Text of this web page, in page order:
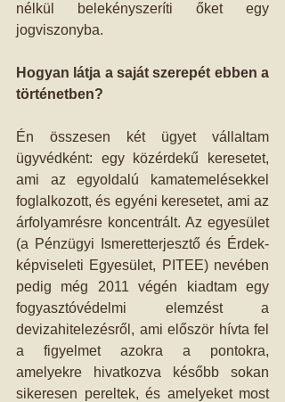
nélkül belekényszeríti őket egy
jogviszonyba.
Hogyan látja a saját szerepét ebben a
történetben?
Én összesen két ügyet vállaltam
ügyvédként: egy közérdekű keresetet,
ami az egyoldalú kamatemelésekkel
foglalkozott, és egyéni keresetet, ami az
árfolyamrésre koncentrált. Az egyesület
(a Pénzügyi Ismeretterjesztő és Érdek-
képviseleti Egyesület, PITEE) nevében
pedig még 2011 végén kiadtam egy
fogyasztóvédelmi elemzést a
devizahitelezésről, ami először hívta fel
a figyelmet azokra a pontokra,
amelyekre hivatkozva később sokan
sikeresen pereltek, és amelyeket most